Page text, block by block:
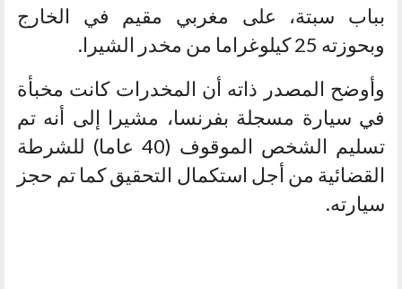
بباب سبتة، على مغربي مقيم في الخارج
وبحوزته 25 كيلوغراما من مخدر الشيرا.
وأوضح المصدر ذاته أن المخدرات كانت مخبأة
في سيارة مسجلة بفرنسا، مشيرا إلى أنه تم
تسليم الشخص الموقوف (40 عاما) للشرطة
القضائية من أجل استكمال التحقيق كما تم حجز
سيارته.